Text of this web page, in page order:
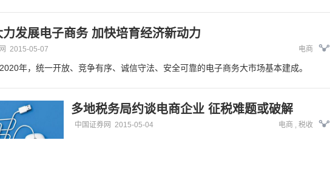
力发展电子商务 加快培育经济新动力
2015-05-07 电商
年，统一开放、竞争有序、诚信守法、安全可靠的电子商务大市场基本建成。
多地税务局约谈电商企业 征税难题或破解
中国证券网 2015-05-04 电商 , 税收